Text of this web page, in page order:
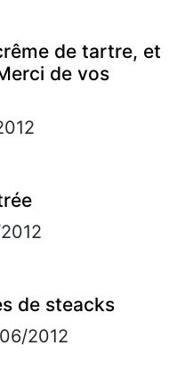
de tartre, et
de vos
de steacks
2012